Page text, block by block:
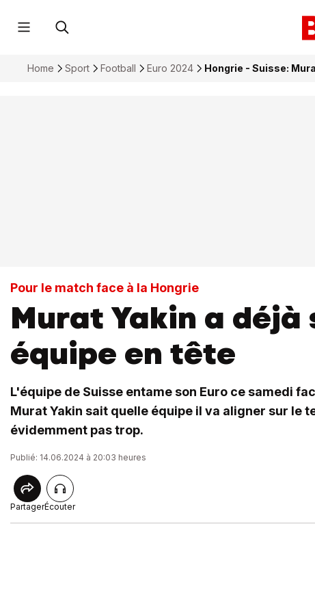
Home Sport Football Euro 2024 Hongrie - Suisse:
Pour le match face à la Hongrie
Murat Yakin a déjà
équipe en tête
L'équipe de Suisse entame son Euro ce samedi
Murat Yakin sait quelle équipe il va aligner sur le
évidemment pas trop.
Publié: 14.06.2024 à 20:03 heures
PartagerÉcouter